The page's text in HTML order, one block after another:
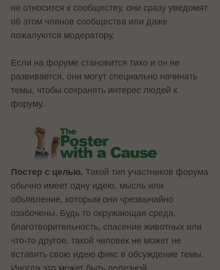
не относится к сообществу, они сразу уведомят
об этом членов сообщества или даже
пожалуются модератору.
Если на форуме становится тихо и он не
развивается, они могут специально начинать
темы, чтобы сохранять интерес людей к
форуму.
Постер с целью.Такой тип участников форума
обычно имеет одну идею, мысль или
объявление, которым они чрезвычайно
озабочены. Будь то окружающая среда,
благотворительность, спасение животных или
что-то другое, такой человек не может не
вставить свою идею фикс в обсуждение темы.